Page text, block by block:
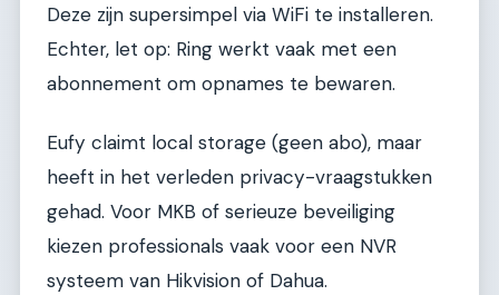
Deze zijn supersimpel via WiFi te installeren.
Echter, let op: Ring werkt vaak met een
abonnement om opnames te bewaren.
Eufy claimt local storage (geen abo), maar
heeft in het verleden privacy-vraagstukken
gehad. Voor MKB of serieuze beveiliging
kiezen professionals vaak voor een NVR
systeem van Hikvision of Dahua.